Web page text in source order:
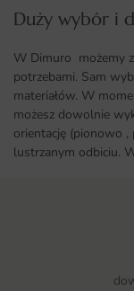
Duży wybór i
W Dimuro możemy
potrzebami. Sam
materiałów. W
możesz dowolnie
orientację (pionowo ,
lustrzanym odbiciu.